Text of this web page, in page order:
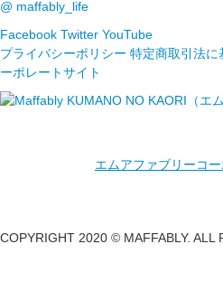
@ maffably_life
Facebook Twitter YouTube
プライバシーポリシー 特定商取引法に
ーポレートサイト
エムアファブリーコ
COPYRIGHT 2020 © MAFFABLY. ALL